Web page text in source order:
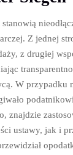
Z jednej
z drugiej
W przypadku
znajdzie
ustawy, jak i